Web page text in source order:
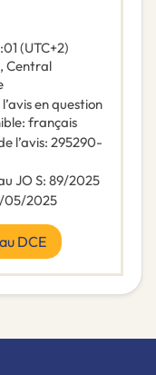
(UTC+2)
Central
en question
: français
l’avis: 295290-
JO S: 89/2025
05/2025
DCE